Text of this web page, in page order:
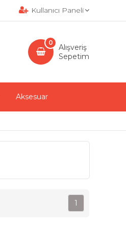
Kullanıcı Paneli
Alışveriş
Sepetim
0
Aksesuar
1